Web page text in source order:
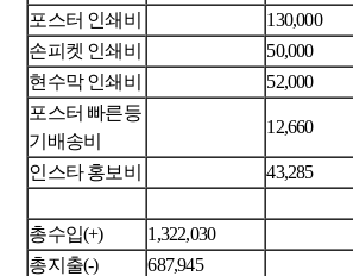
포스터 인쇄비
130,000
손피켓 인쇄비
50,000
현수막 인쇄비
52,000
포스터 빠른등
기배송비
12,660
인스타 홍보비 43,285
총수입(+)
1,322,030
총지출(-)
687,945